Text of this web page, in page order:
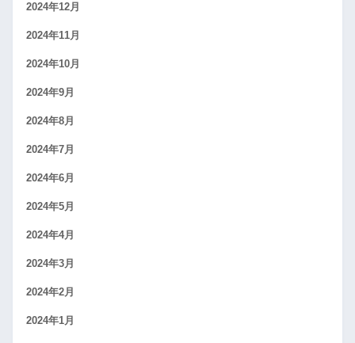
2024年12月
2024年11月
2024年10月
2024年9月
2024年8月
2024年7月
2024年6月
2024年5月
2024年4月
2024年3月
2024年2月
2024年1月